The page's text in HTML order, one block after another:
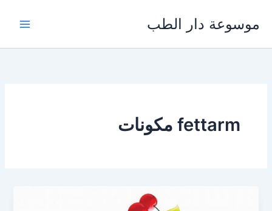
المحتوى
موسوعة دار الطب
fettarm مكونات